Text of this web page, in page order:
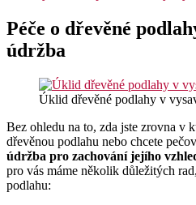
Péče o dřevěné
údržba
Úklid dřevěné podlahy v
Bez ohledu na to, zda jste zrovna v
dřevěnou podlahu nebo chcete
údržba pro zachování jejího
pro vás máme několik důležitých
podlahu: